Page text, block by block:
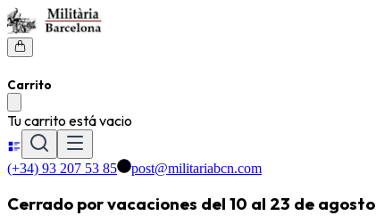
Carrito
Tu carrito está vacio
(+34) 93 207 53 85 post@militariabcn.com
Cerrado por vacaciones del 10 al 23 de agosto